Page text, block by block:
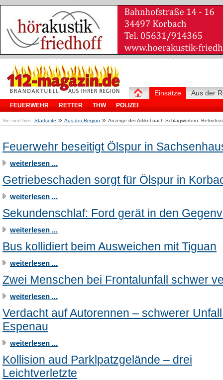
Einsätze
FEUERWEHR RETTER THW POLIZEI
Aus der
Sie sind hier: Startseite » Aus der Region » Anzeige der Artikel nach Schlagwörtern:
Feuerwehr beseitigt Ölspur in
weiterlesen ...
Getriebeschaden sorgt für Ölspur in
weiterlesen ...
Sekundenschlaf: Ford gerät in den
weiterlesen ...
Bus kollidiert beim Ausweichen mit Tiguan
weiterlesen ...
Zwei Menschen bei Frontalunfall schwer
weiterlesen ...
Verdacht auf Autorennen – schwerer
Espenau
weiterlesen ...
Kollision aud Parklpatzgelände – drei
Leichtverletzte